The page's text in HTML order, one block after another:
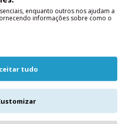
100 Espetos Bamboo 12
melh..
7,90€
enquanto outros nos ajudam a
informações sobre como o
tudo